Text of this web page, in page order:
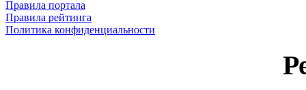
Правила портала
Правила рейтинга
Политика конфиденциальности